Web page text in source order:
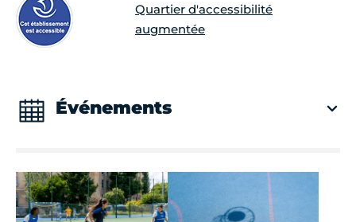
Quartier d'accessibilité
augmentée
Événements